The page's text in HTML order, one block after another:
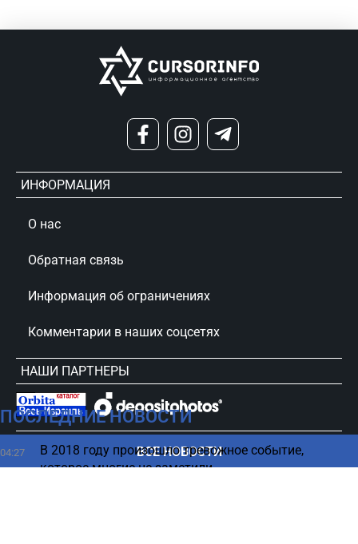
ПОСЛЕДНИЕ НОВОСТИ
04:27
В 2018 году произошло тревожное событие,
которое многие не заметили
ВСЕ НОВОСТИ
ИНФОРМАЦИЯ
О нас
Обратная связь
Информация об ограничениях
Комментарии в наших соцсетях
НАШИ ПАРТНЕРЫ
сursorinfo.co.il © Все права защищены